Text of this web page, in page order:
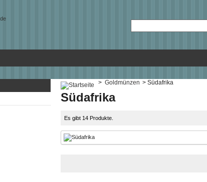
> Goldmünzen > Südafrika
Südafrika
Es gibt 14 Produkte.